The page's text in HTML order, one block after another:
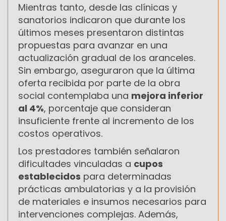
Mientras tanto, desde las clínicas y
sanatorios indicaron que durante los
últimos meses presentaron distintas
propuestas para avanzar en una
actualización gradual de los aranceles.
Sin embargo, aseguraron que la última
oferta recibida por parte de la obra
social contemplaba una mejora inferior
al 4%, porcentaje que consideran
insuficiente frente al incremento de los
costos operativos.
Los prestadores también señalaron
dificultades vinculadas a cupos
establecidos para determinadas
prácticas ambulatorias y a la provisión
de materiales e insumos necesarios para
intervenciones complejas. Además,